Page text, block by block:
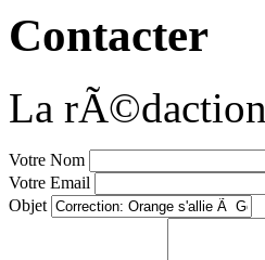
Contacter
La
Votre Nom
Votre Email
Objet